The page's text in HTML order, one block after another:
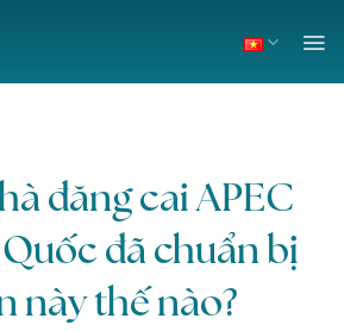
đăng cai APEC
đã chuẩn bị
này thế nào?